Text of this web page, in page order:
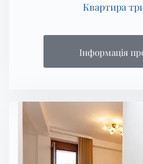
Квартира
Інформація